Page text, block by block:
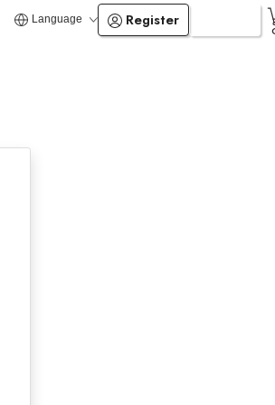
Language Register